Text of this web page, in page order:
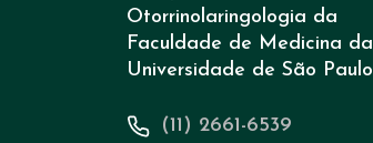
Otorrinolaringologia da
Faculdade de Medicina da
Universidade de São Paulo
(11) 2661-6539